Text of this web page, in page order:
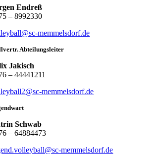
Endreß
– 8992330
memmelsdorf.de
Abteilungsleiter
Jakisch
– 44441211
memmelsdorf.de
Schwab
– 64884473
memmelsdorf.de